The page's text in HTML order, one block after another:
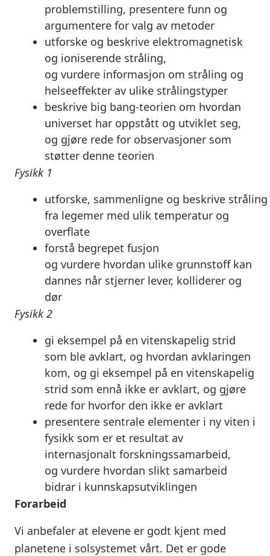
problemstilling, presentere funn og
argumentere for valg av metoder
utforske og beskrive elektromagnetisk
og ioniserende stråling,
og vurdere informasjon om stråling og
helseeffekter av ulike strålingstyper
beskrive big bang-teorien om hvordan
universet har oppstått og utviklet seg,
og gjøre rede for observasjoner som
støtter denne teorien
Fysikk 1
utforske, sammenligne og beskrive stråling
fra legemer med ulik temperatur og
overflate
forstå begrepet fusjon
og vurdere hvordan ulike grunnstoff kan
dannes når stjerner lever, kolliderer og
dør
Fysikk 2
gi eksempel på en vitenskapelig strid
som ble avklart, og hvordan avklaringen
kom, og gi eksempel på en vitenskapelig
strid som ennå ikke er avklart, og gjøre
rede for hvorfor den ikke er avklart
presentere sentrale elementer i ny viten i
fysikk som er et resultat av
internasjonalt forskningssamarbeid,
og vurdere hvordan slikt samarbeid
bidrar i kunnskapsutviklingen
Forarbeid
Vi anbefaler at elevene er godt kjent med
planetene i solsystemet vårt. Det er gode